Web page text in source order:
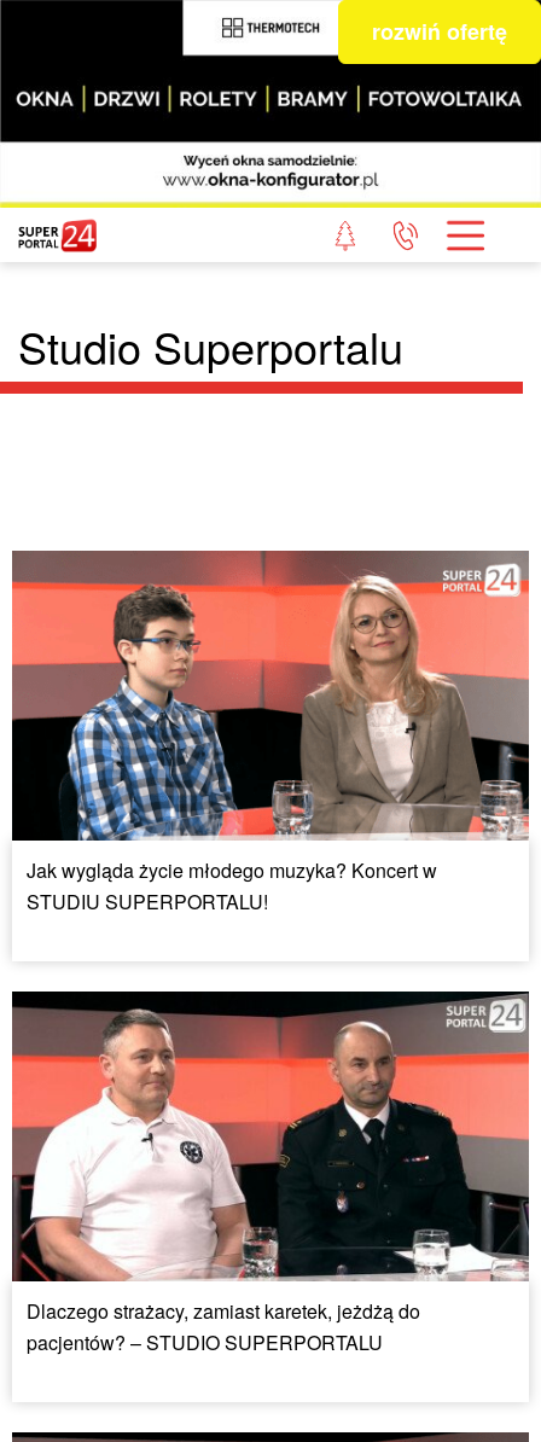
rozwiń ofertę
Studio Superportalu
Jak wygląda życie młodego muzyka? Koncert w
STUDIU SUPERPORTALU!
Dlaczego strażacy, zamiast karetek, jeżdżą do
pacjentów? – STUDIO SUPERPORTALU